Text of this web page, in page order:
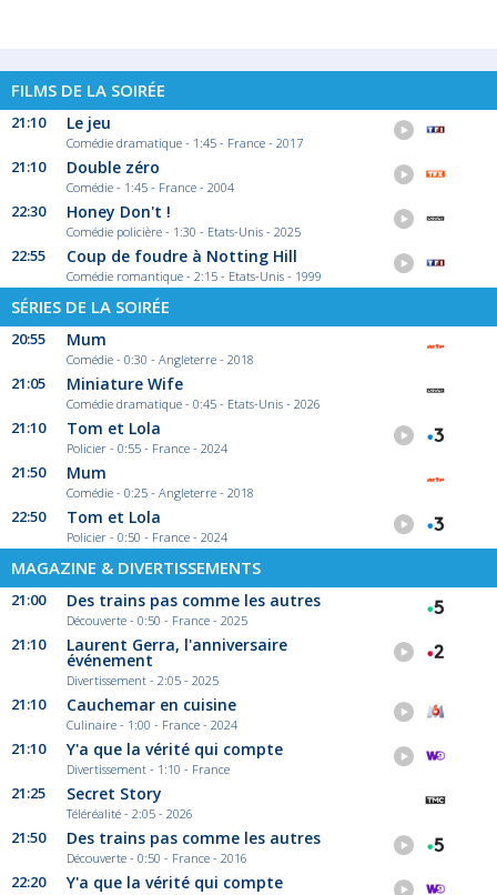
FILMS DE LA SOIRÉE
21:10 Le jeu
Comédie dramatique - 1:45 - France - 2017
21:10 Double zéro
Comédie - 1:45 - France - 2004
22:30 Honey Don't !
Comédie policière - 1:30 - Etats-Unis - 2025
22:55 Coup de foudre à Notting Hill
Comédie romantique - 2:15 - Etats-Unis - 1999
SÉRIES DE LA SOIRÉE
20:55 Mum
Comédie - 0:30 - Angleterre - 2018
21:05 Miniature Wife
Comédie dramatique - 0:45 - Etats-Unis - 2026
21:10 Tom et Lola
Policier - 0:55 - France - 2024
21:50 Mum
Comédie - 0:25 - Angleterre - 2018
22:50 Tom et Lola
Policier - 0:50 - France - 2024
MAGAZINE & DIVERTISSEMENTS
21:00 Des trains pas comme les autres
Découverte - 0:50 - France - 2025
21:10 Laurent Gerra, l'anniversaire
événement
Divertissement - 2:05 - 2025
21:10 Cauchemar en cuisine
Culinaire - 1:00 - France - 2024
21:10 Y'a que la vérité qui compte
Divertissement - 1:10 - France
21:25 Secret Story
Téléréalité - 2:05 - 2026
21:50 Des trains pas comme les autres
Découverte - 0:50 - France - 2016
22:20 Y'a que la vérité qui compte